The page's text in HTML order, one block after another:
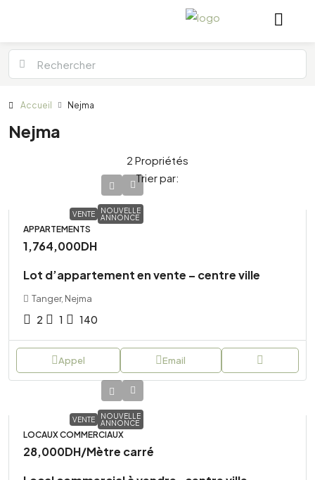
Accueil Nejma
Nejma
2 Propriétés
Trier par:
VENTE
NOUVELLE
ANNONCE
APPARTEMENTS
1,764,000DH
Lot d’appartement en vente – centre ville
Tanger, Nejma
2 1 140
Appel Email
VENTE
NOUVELLE
ANNONCE
LOCAUX COMMERCIAUX
28,000DH/Mètre carré